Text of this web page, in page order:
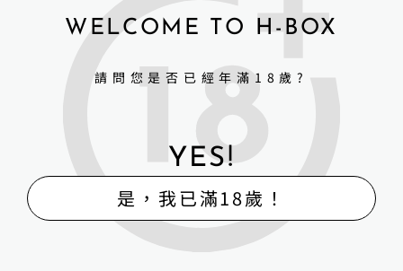
俊影 JY-60公分全矽膠款冰梅
WELCOME TO H-BOX
請問您是否已經年滿18歲?
YES!
是，我已滿18歲！